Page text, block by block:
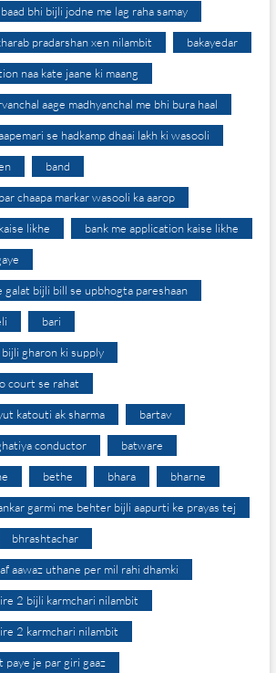
bhi bijli jodne me lag raha samay
pradarshan xen nilambit bakayedar
naa kate jaane ki maang
aage madhyanchal me bhi bura haal
se hadkamp dhaai lakh ki wasooli
band
chaapa markar wasooli ka aarop
likhe bank me application kaise likhe
galat bijli bill se upbhogta pareshaan
bari
gharon ki supply
court se rahat
katouti ak sharma bartav
conductor batware
bethe bhara bharne
garmi me behter bijli aapurti ke prayas tej
bhrashtachar
aawaz uthane per mil rahi dhamki
2 bijli karmchari nilambit
2 karmchari nilambit
paye je par giri gaaz